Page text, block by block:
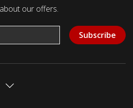
our offers.
Subscribe